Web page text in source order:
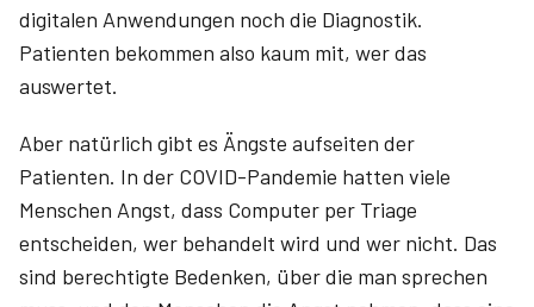
digitalen Anwendungen noch die Diagnostik.
Patienten bekommen also kaum mit, wer das
auswertet.
Aber natürlich gibt es Ängste aufseiten der
Patienten. In der COVID-Pandemie hatten viele
Menschen Angst, dass Computer per Triage
entscheiden, wer behandelt wird und wer nicht. Das
sind berechtigte Bedenken, über die man sprechen